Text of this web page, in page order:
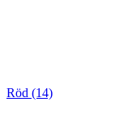
Röd (14)